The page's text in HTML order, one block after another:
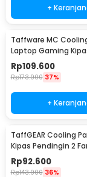
+
Taffware MC
Laptop Gaming
Pendingin 6 Fan 15.6
Rp109.600
Rp173.900 37%
+
TaffGEAR Cooling
Kipas Pendingin 2
Knob Speed - Q100
Rp92.600
Rp143.900 36%